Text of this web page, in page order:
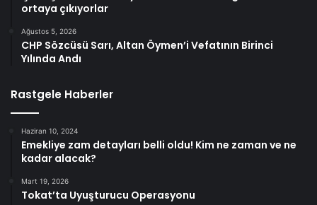
ortaya çıkıyorlar
Ağustos 5, 2026
CHP Sözcüsü Sarı, Altan Öymen’i Vefatının Birinci
Yılında Andı
Rastgele Haberler
Haziran 10, 2024
Emekliye zam detayları belli oldu! Kim ne zaman ve ne
kadar alacak?
Mart 19, 2026
Tokat’ta Uyuşturucu Operasyonu